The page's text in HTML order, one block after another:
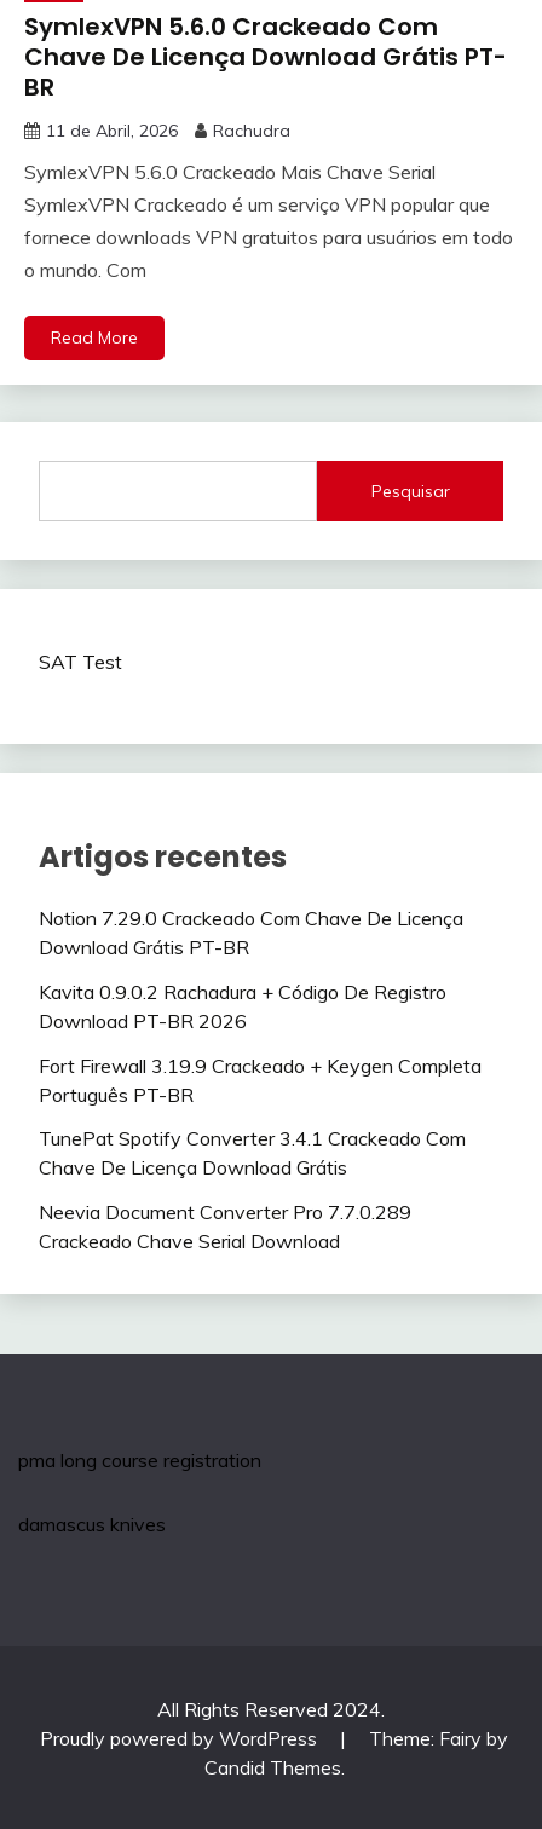
SymlexVPN 5.6.0 Crackeado Com
Chave De Licença Download Grátis PT-
BR
11 de Abril, 2026 Rachudra
SymlexVPN 5.6.0 Crackeado Mais Chave Serial
SymlexVPN Crackeado é um serviço VPN popular que
fornece downloads VPN gratuitos para usuários em todo
o mundo. Com
Read More
Pesquisar
SAT Test
Artigos recentes
Notion 7.29.0 Crackeado Com Chave De Licença
Download Grátis PT-BR
Kavita 0.9.0.2 Rachadura + Código De Registro
Download PT-BR 2026
Fort Firewall 3.19.9 Crackeado + Keygen Completa
Português PT-BR
TunePat Spotify Converter 3.4.1 Crackeado Com
Chave De Licença Download Grátis
Neevia Document Converter Pro 7.7.0.289
Crackeado Chave Serial Download
pma long course registration
damascus knives
All Rights Reserved 2024.
Proudly powered by WordPress
|
Theme: Fairy by
Candid Themes